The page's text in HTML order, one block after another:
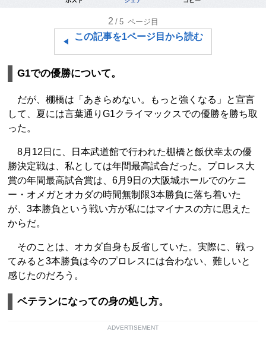
2 /5 ページ目
この記事を1ページ目から読む
G1での優勝について。
だが、棚橋は「あきらめない。もっと強くなる」と宣言
して、夏には言葉通りG1クライマックスでの優勝を勝ち取
った。
8月12日に、日本武道館で行われた棚橋と飯伏幸太の優
勝決定戦は、私としては年間最高試合だった。プロレス大
賞の年間最高試合賞は、6月9日の大阪城ホールでのケニ
ー・オメガとオカダの時間無制限3本勝負に落ち着いた
が、3本勝負という戦い方が私にはマイナスの方に思えた
からだ。
そのことは、オカダ自身も反省していた。実際に、戦っ
てみると3本勝負は今のプロレスには合わない、難しいと
感じたのだろう。
ベテランになっての身の処し方。
ADVERTISEMENT